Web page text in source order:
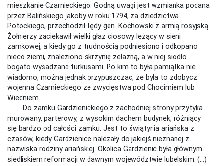
mieszkanie Czarnieckiego. Godną uwagi jest wzmianka podana
przez Balińskiego jakoby w roku 1794, za dziedzictwa
Potockiego, przechodził tędy gen. Kochowski z armią rosyjską.
Żołnierzy zaciekawił wielki głaz ciosowy leżący w sieni
zamkowej, a kiedy go z trudnością podniesiono i odkopano
nieco ziemi, znaleziono skrzynię żelazną, a w niej siodło
bogato wysadzane turkusami. Po kim to była pamiątka nie
wiadomo, można jednak przypuszczać, że była to zdobycz
wojenna Czarnieckiego ze zwycięstwa pod Chocimiem lub
Wiedniem.
Do zamku Gardzienickiego z zachodniej strony przytyka
murowany, parterowy, z wysokim dachem budynek, różniący
się bardzo od całości zamku. Jest to świątynia ariańska z
czasów, kiedy Gardzienice należały do jakiejś nieznanej z
nazwiska rodziny ariańskiej. Okolica Gardzienic była głównym
siedliskiem reformacji w dawnym województwie lubelskim. (…)